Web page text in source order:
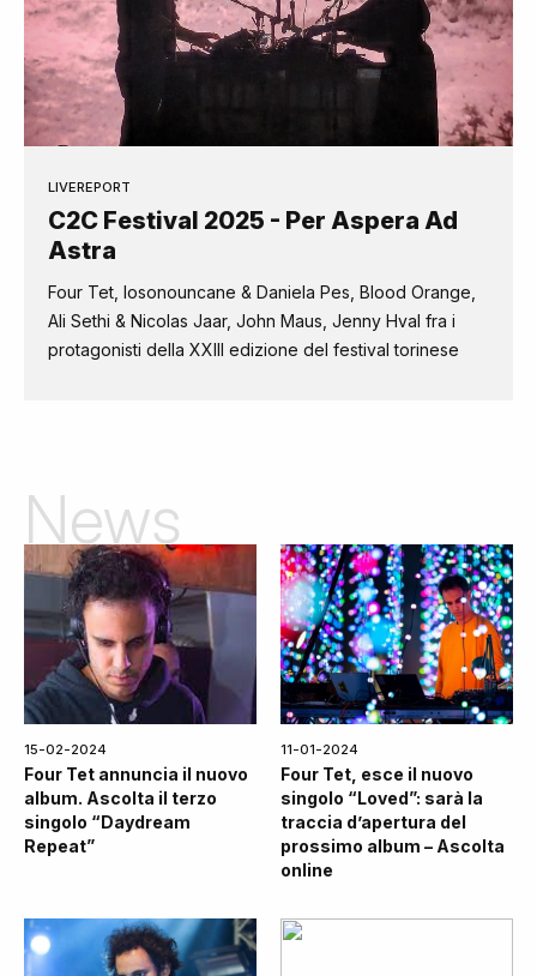
LIVEREPORT
C2C Festival 2025 - Per Aspera Ad
Astra
Four Tet, Iosonouncane & Daniela Pes, Blood Orange,
Ali Sethi & Nicolas Jaar, John Maus, Jenny Hval fra i
protagonisti della XXIII edizione del festival torinese
News
15-02-2024
Four Tet annuncia il nuovo
album. Ascolta il terzo
singolo “Daydream
Repeat”
11-01-2024
Four Tet, esce il nuovo
singolo “Loved”: sarà la
traccia d’apertura del
prossimo album – Ascolta
online